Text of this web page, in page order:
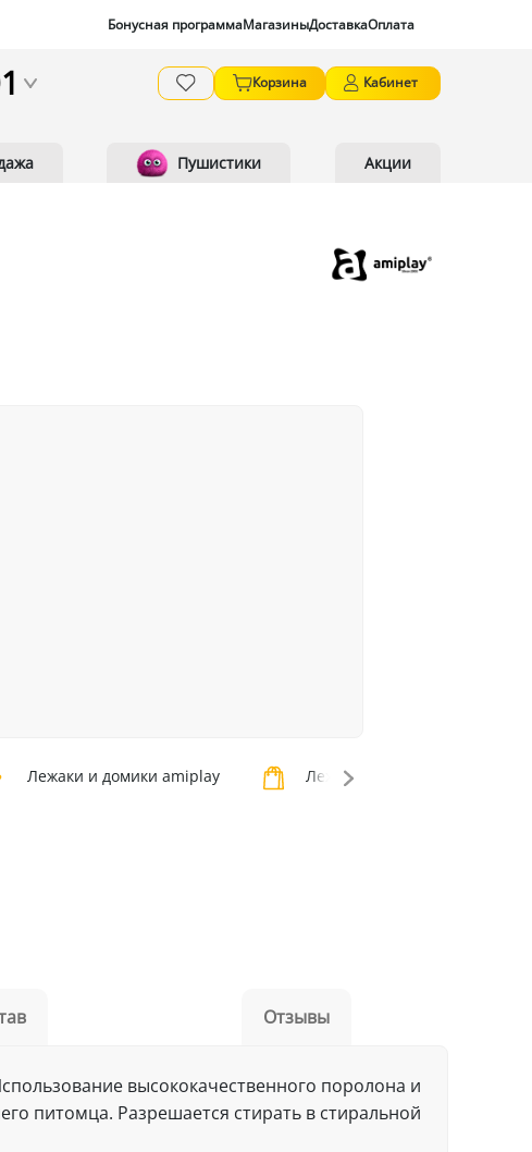
Бонусная программаМагазиныДоставкаОплата
Корзина Кабинет
Пушистики Акции
Лежаки и домики amiplay Лежаки и домики
Отзывы
высококачественного поролона и
питомца. Разрешается стирать в стиральной